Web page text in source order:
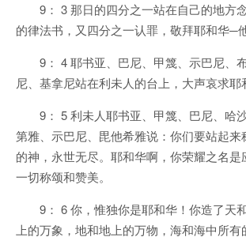
9： 3 那日的四分之一站在自己的地方
的律法书，又四分之一认罪，敬拜耶和华─
9： 4 耶书亚、巴尼、甲篾、示巴尼、
尼、基拿尼站在利未人的台上，大声哀求耶
9： 5 利未人耶书亚、甲篾、巴尼、哈
第雅、示巴尼、毘他希雅说：你们要站起
的神，永世无尽。耶和华啊，你荣耀之名
一切称颂和赞美。
9： 6 你，惟独你是耶和华！你造了天
上的万象，地和地上的万物，海和海中所